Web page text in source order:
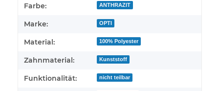
Produkteigenschaft
Wert
Farbe: ANTHRAZIT
Marke: OPTI
Material: 100% Polyester
Zahnmaterial: Kunststoff
Funktionalität: nicht teilbar